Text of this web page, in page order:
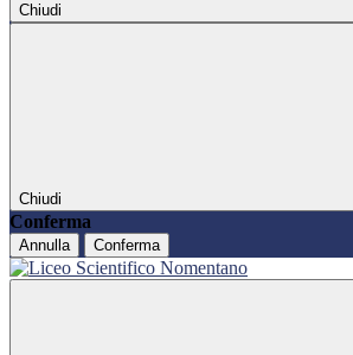
Chiudi
Chiudi
Conferma
Annulla Conferma